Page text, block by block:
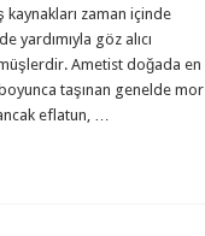
zaman içinde
yardımıyla göz alıcı
Ametist doğada en
taşınan genelde mor
eflatun, …